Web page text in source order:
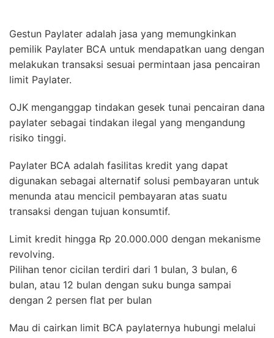
Gestun Paylater adalah jasa yang memungkinkan
pemilik Paylater BCA untuk mendapatkan uang dengan
melakukan transaksi sesuai permintaan jasa pencairan
limit Paylater.
OJK menganggap tindakan gesek tunai pencairan dana
paylater sebagai tindakan ilegal yang mengandung
risiko tinggi.
Paylater BCA adalah fasilitas kredit yang dapat
digunakan sebagai alternatif solusi pembayaran untuk
menunda atau mencicil pembayaran atas suatu
transaksi dengan tujuan konsumtif.
Limit kredit hingga Rp 20.000.000 dengan mekanisme
revolving.
Pilihan tenor cicilan terdiri dari 1 bulan, 3 bulan, 6
bulan, atau 12 bulan dengan suku bunga sampai
dengan 2 persen flat per bulan
Mau di cairkan limit BCA paylaternya hubungi melalui